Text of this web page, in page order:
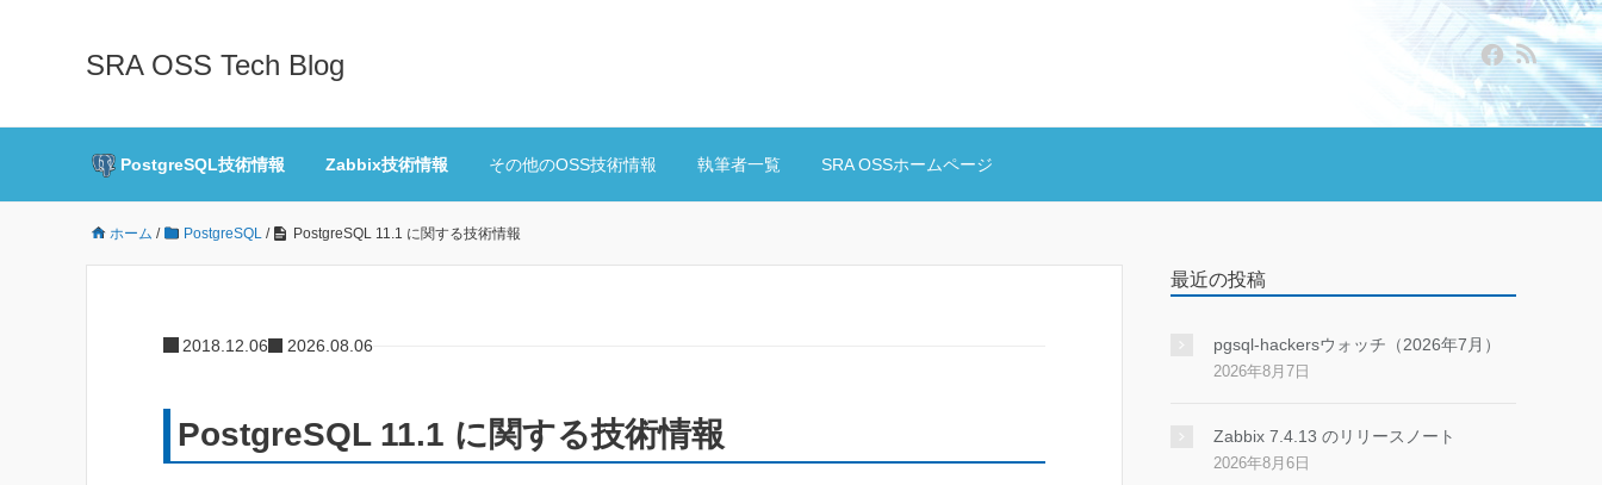
SRA OSS Tech Blog
PostgreSQL技術情報 Zabbix技術情報 その他のOSS技術情報 執筆者一覧 SRA OSSホームページ
ホーム / PostgreSQL / PostgreSQL 11.1 に関する技術情報
2018.12.06 2026.08.06
PostgreSQL 11.1 に関する技術情報
最近の投稿
pgsql-hackersウォッチ（2026年7月）
2026年8月7日
Zabbix 7.4.13 のリリースノート
2026年8月6日